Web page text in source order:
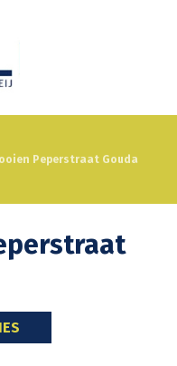
Peperstraat Gouda